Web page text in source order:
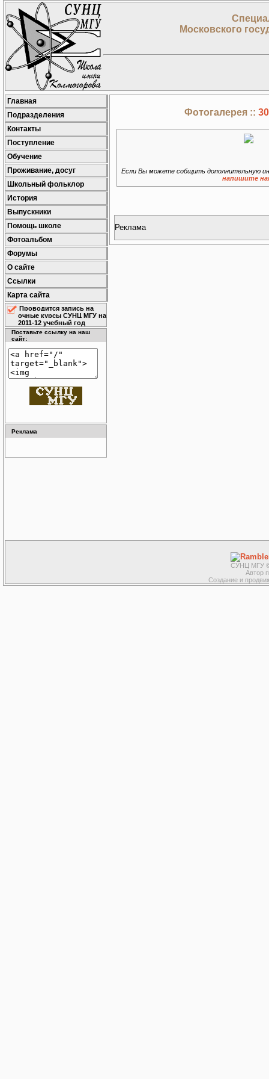
Московского
Главная
Подразделения
Контакты
Поступление
Обучение
Проживание, досуг
Школьный фольклор
История
Выпускники
Помощь школе
Фотоальбом
Форумы
О сайте
Ссылки
Карта сайта
Проводится запись на
очные курсы СУНЦ МГУ на
2011-12 учебный год
Поставьте ссылку на наш
сайт:
Реклама
Фотогалерея ::
Если Вы можете собщить дополнительную
напишите
Реклама
СУНЦ МГУ ©
Автор
Создание и